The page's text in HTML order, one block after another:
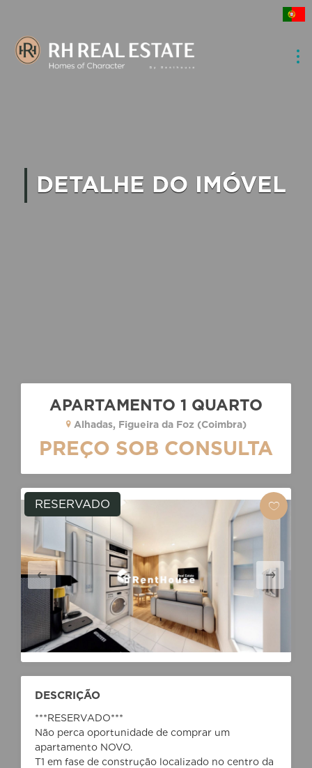
DETALHE DO IMÓVEL
APARTAMENTO 1 QUARTO
Alhadas, Figueira da Foz (Coimbra)
PREÇO SOB CONSULTA
RESERVADO
DESCRIÇÃO
***RESERVADO***
Não perca oportunidade de comprar um
apartamento NOVO.
T1 em fase de construção localizado no centro da